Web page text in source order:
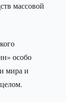
массовой
особо
мира и